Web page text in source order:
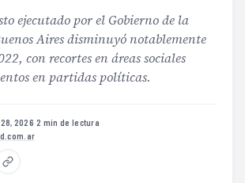
ejecutado por el Gobierno de la
Aires disminuyó notablemente
con recortes en áreas sociales
en partidas políticas.
2026·2 min de lectura·